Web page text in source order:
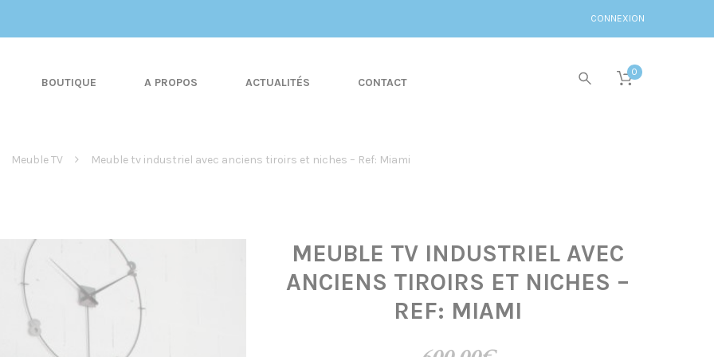
CONNEXION
BOUTIQUE A PROPOS ACTUALITÉS CONTACT
0
Meuble TV Meuble tv industriel avec anciens tiroirs et niches – Ref: Miami
MEUBLE TV INDUSTRIEL AVEC
ANCIENS TIROIRS ET NICHES –
REF: MIAMI